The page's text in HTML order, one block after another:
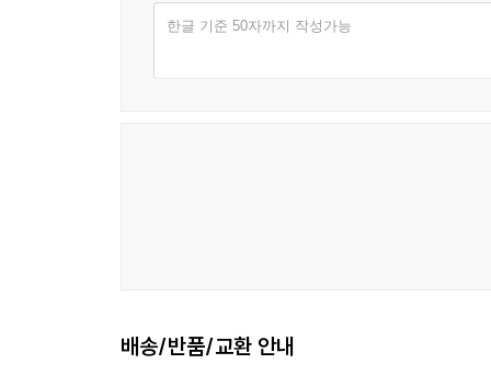
22. Presence Reelle
24. Comme a la Lumiere de la Lune
한글 기준 50자까지 작성가능
배송/반품/교환 안내